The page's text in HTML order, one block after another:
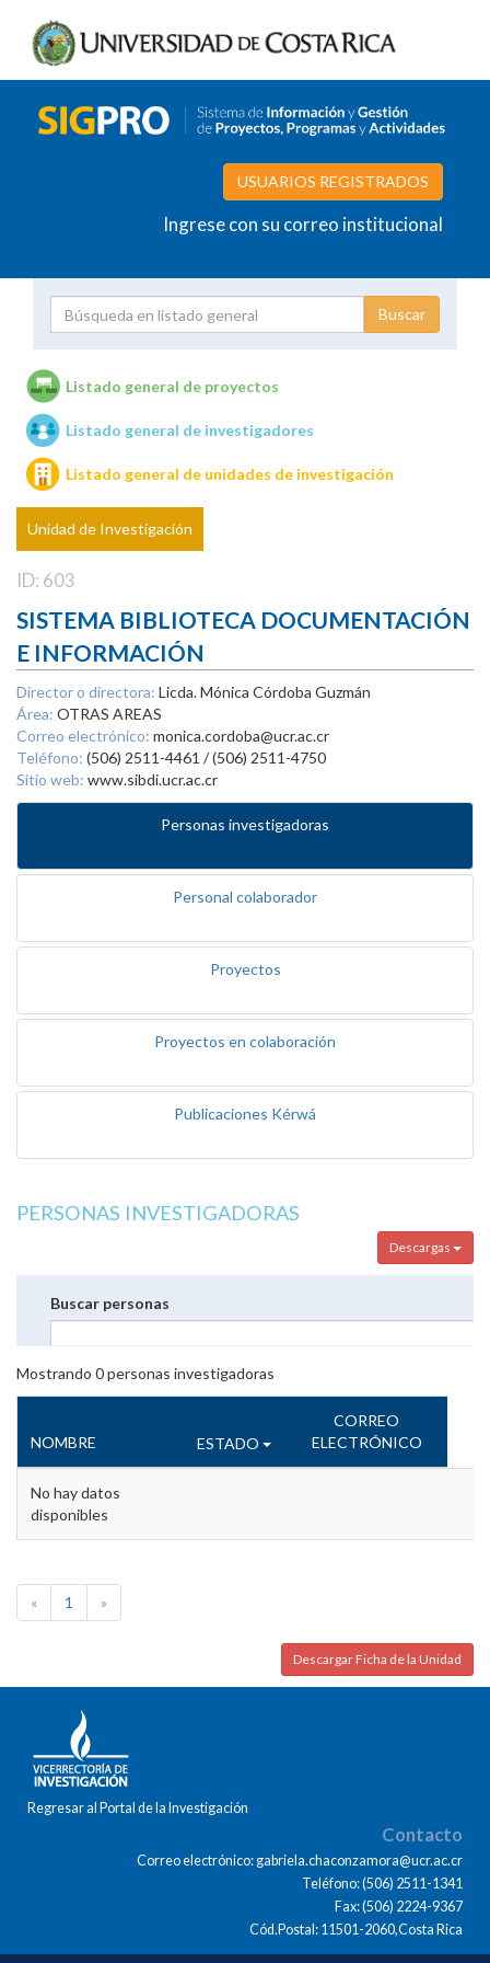
USUARIOS REGISTRADOS
Ingrese con su correo institucional
Unidades de investigación
Listado general de proyectos
Listado general de investigadores
Listado general de unidades de investigación
Unidad de Investigación
ID: 603
SISTEMA BIBLIOTECA DOCUMENTACIÓN
E INFORMACIÓN
Director o directora: Licda. Mónica Córdoba Guzmán
Área: OTRAS AREAS
Correo electrónico: monica.cordoba@ucr.ac.cr
Teléfono: (506) 2511-4461 / (506) 2511-4750
Sitio web: www.sibdi.ucr.ac.cr
Personas investigadoras
Personal colaborador
Proyectos
Proyectos en colaboración
Publicaciones Kérwá
PERSONAS INVESTIGADORAS
Descargas
Buscar personas
Mostrando 0personas investigadoras
NOMBRE ESTADO
CORREO
ELECTRÓNICO
No hay datos
disponibles
« 1 »
Descargar Ficha de la Unidad
Regresar al Portal de la Investigación
Contacto
Correo electrónico: gabriela.chaconzamora@ucr.ac.cr
Teléfono: (506) 2511-1341
Fax: (506) 2224-9367
Cód.Postal: 11501-2060,Costa Rica